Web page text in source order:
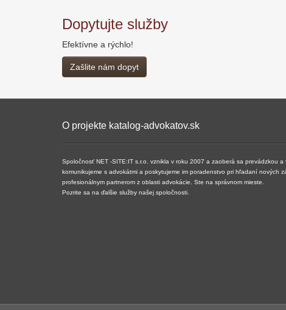
Dopytujte služby
Efektívne a rýchlo!
Zašlite nám dopyt
O projekte katalog-advokatov.sk
Spoločnosť NET -SITE:IT s.r.o. vznikla v roku 2007 a ​​zaoberá sa prevádzkou
komunikujeme s advokátmi a poskytujeme im poradenstvo pri hľadaní nových
profesionálnym partnerom z oblasti advokácie. Ste na správnom mieste.
Pozrite sa na ďalšie služby našej spoločnosti.